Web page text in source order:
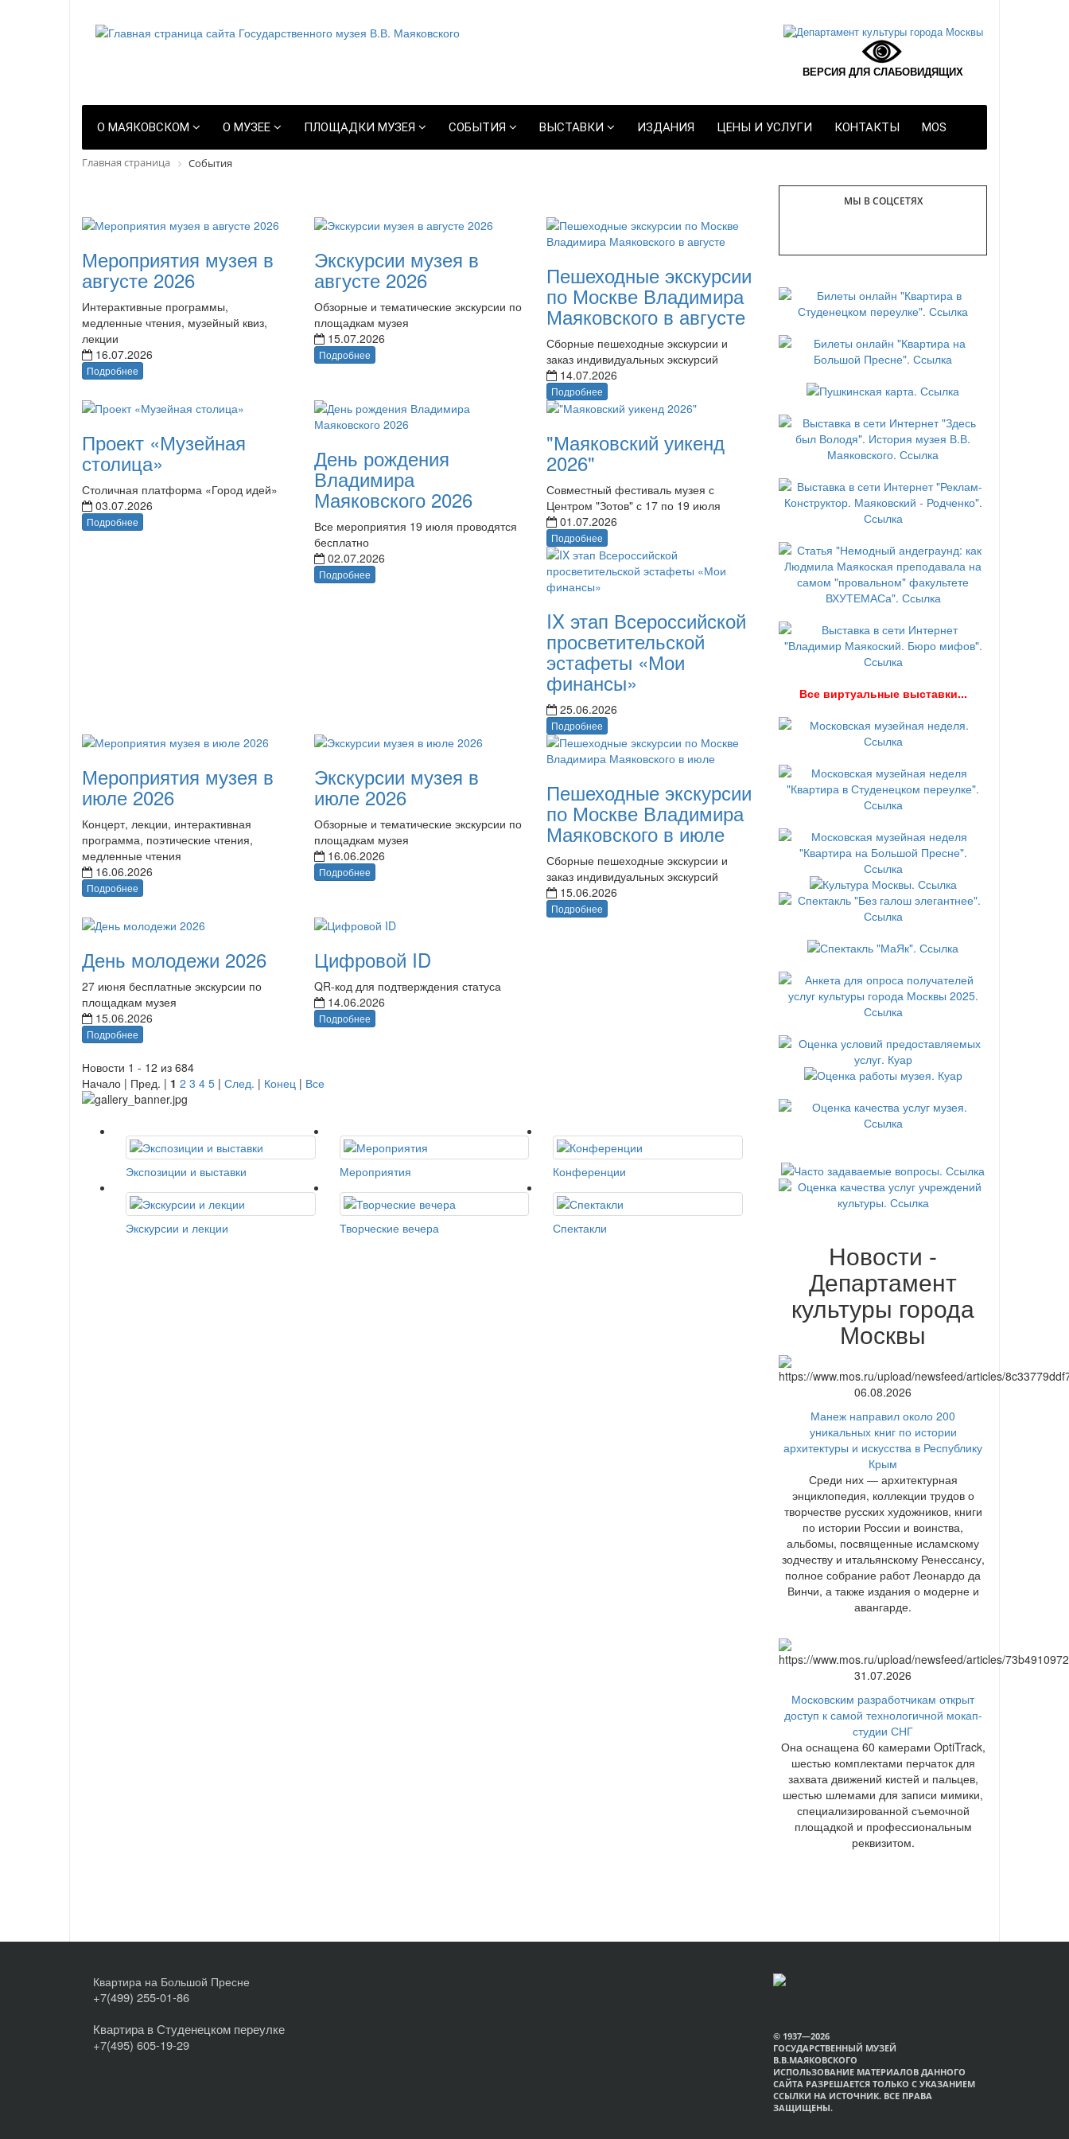
ВЕРСИЯ ДЛЯ СЛАБОВИДЯЩИХ
О МАЯКОВСКОМ О МУЗЕЕ ПЛОЩАДКИ МУЗЕЯ СОБЫТИЯ ВЫСТАВКИ ИЗДАНИЯ ЦЕНЫ И УСЛУГИ КОНТАКТЫ MOS
Главная страница События
Мероприятия музея в
августе 2026
Интерактивные программы,
медленные чтения, музейный квиз,
лекции
16.07.2026
Подробнее
Экскурсии музея в
августе 2026
Обзорные и тематические экскурсии по
площадкам музея
15.07.2026
Подробнее
Пешеходные экскурсии
по Москве Владимира
Маяковского в августе
Сборные пешеходные экскурсии и
заказ индивидуальных экскурсий
14.07.2026
Подробнее
Проект «Музейная
столица»
Столичная платформа «Город идей»
03.07.2026
Подробнее
День рождения
Владимира
Маяковского 2026
Все мероприятия 19 июля проводятся
бесплатно
02.07.2026
Подробнее
"Маяковский уикенд
2026"
Совместный фестиваль музея с
Центром "Зотов" с 17 по 19 июля
01.07.2026
Подробнее
IX этап Всероссийской
просветительской
эстафеты «Мои
финансы»
25.06.2026
Подробнее
Мероприятия музея в
июле 2026
Концерт, лекции, интерактивная
программа, поэтические чтения,
медленные чтения
16.06.2026
Подробнее
Экскурсии музея в
июле 2026
Обзорные и тематические экскурсии по
площадкам музея
16.06.2026
Подробнее
Пешеходные экскурсии
по Москве Владимира
Маяковского в июле
Сборные пешеходные экскурсии и
заказ индивидуальных экскурсий
15.06.2026
Подробнее
День молодежи 2026
27 июня бесплатные экскурсии по
площадкам музея
15.06.2026
Подробнее
Цифровой ID
QR-код для подтверждения статуса
14.06.2026
Подробнее
Новости 1 - 12 из 684
Начало | Пред. | 1 2 3 4 5 | След. | Конец | Все
Экспозиции и выставки Мероприятия Конференции
Экскурсии и лекции Творческие вечера Спектакли
МЫ В СОЦСЕТЯХ
Все виртуальные выставки...
Новости -
Департамент
культуры города
Москвы
06.08.2026
Манеж направил около 200
уникальных книг по истории
архитектуры и искусства в Республику
Крым
Среди них — архитектурная
энциклопедия, коллекции трудов о
творчестве русских художников, книги
по истории России и воинства,
альбомы, посвященные исламскому
зодчеству и итальянскому Ренессансу,
полное собрание работ Леонардо да
Винчи, а также издания о модерне и
авангарде.
31.07.2026
Московским разработчикам открыт
доступ к самой технологичной мокап-
студии СНГ
Она оснащена 60 камерами OptiTrack,
шестью комплектами перчаток для
захвата движений кистей и пальцев,
шестью шлемами для записи мимики,
специализированной съемочной
площадкой и профессиональным
реквизитом.
© 1937—2026
ГОСУДАРСТВЕННЫЙ МУЗЕЙ
В.В.МАЯКОВСКОГО
ИСПОЛЬЗОВАНИЕ МАТЕРИАЛОВ ДАННОГО
САЙТА РАЗРЕШАЕТСЯ ТОЛЬКО С УКАЗАНИЕМ
ССЫЛКИ НА ИСТОЧНИК. ВСЕ ПРАВА
ЗАЩИЩЕНЫ.
Квартира на Большой Пресне
+7(499) 255-01-86
Квартира в Студенецком переулке
+7(495) 605-19-29